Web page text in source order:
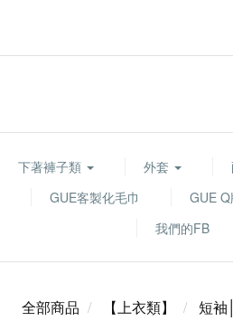
下著褲子類 外套
GUE客製化毛巾 GUE
我們的FB
全部商品 【上衣類】 短袖